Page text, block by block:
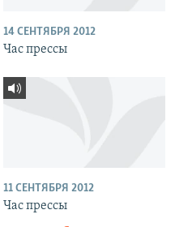
14 СЕНТЯБРЯ 2012
Час прессы
11 СЕНТЯБРЯ 2012
Час прессы